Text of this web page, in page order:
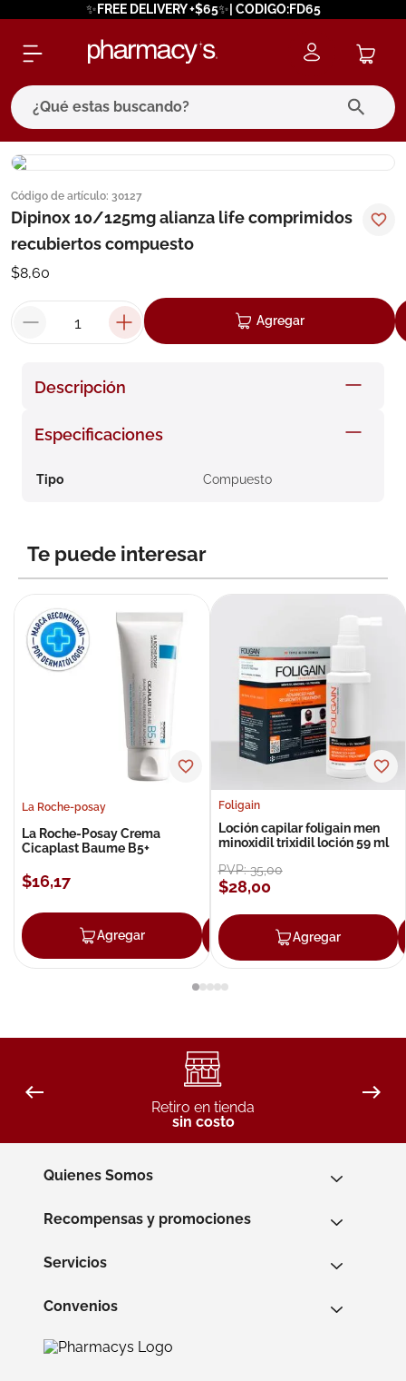
✨FREE DELIVERY +$65✨| CODIGO:FD65
¿Qué estas buscando?
Código de artículo: 30127
Dipinox 10/125mg alianza life comprimidos
recubiertos compuesto
$8,60
Agregar
Descripción
Especificaciones
Tipo Compuesto
Te puede interesar
La Roche-posay
La Roche-Posay Crema
Cicaplast Baume B5+
$16,17
Agregar Agregar
Foligain
Loción capilar foligain men
minoxidil trixidil loción 59 ml
PVP:35,00
$28,00
Agregar
Retiro en tienda
sin costo
Quienes Somos
Recompensas y promociones
Servicios
Convenios
términos más buscados
1. eucerin
cerave
7. isdin
roche posay
10.pañales